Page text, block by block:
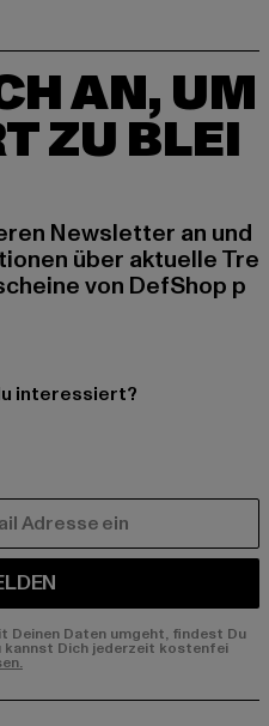
AN, UM
ZU BLEI
Newsletter an und
über aktuelle Tre
von DefShop p
interessiert?
Deinen Daten umgeht, findest Du
kannst Dich jederzeit kostenfei